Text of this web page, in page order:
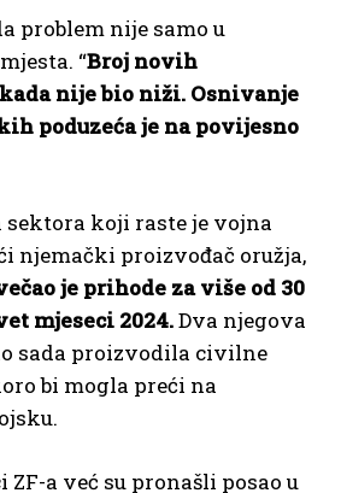
problem nije samo u
“Broj novih
nije bio niži. Osnivanje
poduzeća je na povijesno
koji raste je vojna
njemački proizvođač oružja,
je prihode za više od 30
mjeseci 2024.Dva njegova
sada proizvodila civilne
bi mogla preći na
a već su pronašli posao u